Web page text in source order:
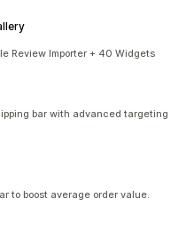
Review Importer + 40 Widgets
bar with advanced targeting
to boost average order value.